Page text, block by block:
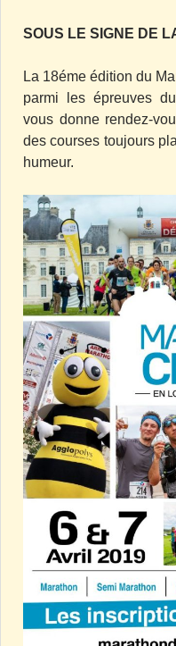
SOUS LE SIGNE DE
La 18éme édition du
parmi les épreuves
vous donne rendez-
des courses toujours
humeur.